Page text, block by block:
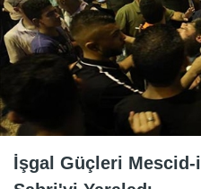
İşgal Güçleri Mescid-